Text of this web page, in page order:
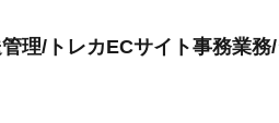
管理/トレカECサイト事務業